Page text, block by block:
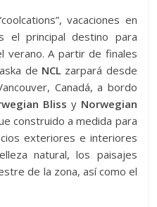
vacaciones en
el principal destino para
verano. A partir de finales
de NCLzarpará desde
Canadá, a bordo
Bliss yNorwegian
construido a medida para
exteriores e interiores
natural, los paisajes
de la zona, así como el